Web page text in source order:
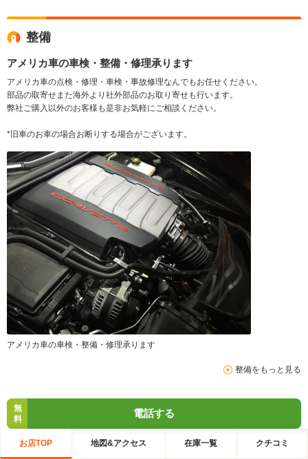
整備
アメリカ車の車検・整備・修理承ります
アメリカ車の点検・修理・車検・事故修理なんでもお任せください。
部品の取寄せまた海外より社外部品のお取り寄せも行います。
弊社ご購入以外のお客様も是非お気軽にご相談ください。
*旧車のお車の場合お断りする場合がございます。
アメリカ車の車検・整備・修理承ります
整備をもっと見る
無
料
電話する
お店TOP 地図&アクセス 在庫一覧 クチコミ